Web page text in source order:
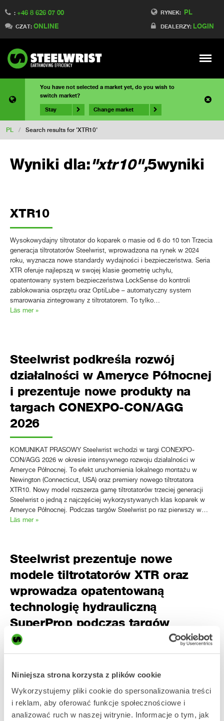
Niniejsza strona korzysta z plików cookie
Wykorzystujemy pliki cookie do spersonalizowania treści
i reklam, aby oferować funkcje społecznościowe i
analizować ruch w naszej witrynie. Informacje o tym, jak
RYNEK: PL
DEALERZY: LOGIN
: +46 8 626 07 00
CZAT: ONLINE
Meny
You have not selected a market yet, do you wish to
switch market?
Stay Change market
PL / Search results for 'XTR10'
Wyniki dla:"xtr10",5wyniki
XTR10
Wysokowydajny tiltrotator do koparek o masie od 6 do 10 ton Trzecia
generacja tiltrotatorów Steelwrist, wprowadzona na rynek w 2024
roku, wyznacza nowe standardy wydajności i bezpieczeństwa. Seria
XTR oferuje najlepszą w swojej klasie geometrię uchyłu,
opatentowany system bezpieczeństwa LockSense do kontroli
zablokowania osprzętu oraz OptiLube – automatyczny system
smarowania zintegrowany z tiltrotatorem. To tylko…
Läs mer »
Steelwrist podkreśla rozwój
działalności w Ameryce Północnej
i prezentuje nowe produkty na
targach CONEXPO-CON/AGG
2026
KOMUNIKAT PRASOWY Steelwrist wchodzi w targi CONEXPO-
CON/AGG 2026 w okresie intensywnego rozwoju działalności w
Ameryce Północnej. To efekt uruchomienia lokalnego montażu w
Newington (Connecticut, USA) oraz premiery nowego tiltrotatora
XTR10. Nowy model rozszerza gamę tiltrotatorów trzeciej generacji
Steelwrist o jedną z najczęściej wykorzystywanych klas koparek w
Ameryce Północnej. Podczas targów Steelwrist po raz pierwszy w…
Läs mer »
Steelwrist prezentuje nowe
modele tiltrotatorów XTR oraz
wprowadza opatentowaną
technologię hydrauliczną
SuperProp podczas targów
Svenska Maskinmässan
Sztokholmie Steelwrist zaprezentuje dwa kolejne modele tiltrotatorów
przedstawi SuperProp – opatentowaną technologię hydrauliki
proporcjonalnej z pełną kompensacją ciśnienia. Na największym w
historii firmy stoisku o powierzchni 1000 m² odwiedzający będą mogli